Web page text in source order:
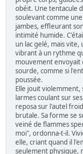
obéit. Une tentacule
soulevant comme
jambes, effleurant
intimité humide.
un lac gelé, mais
vibrant à un rythme
mouvement envoyait
sourde, comme si
poussée.
Elle jouit violemment,
larmes coulant sur
reposa sur l'autel
brutale. Sa forme se
veiné de flammes
moi", ordonna-t-il.
elle, criant quand il
seulement physique,